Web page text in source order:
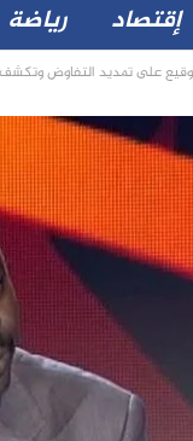
إقتصاد رياضة
على تمديد التفاوض